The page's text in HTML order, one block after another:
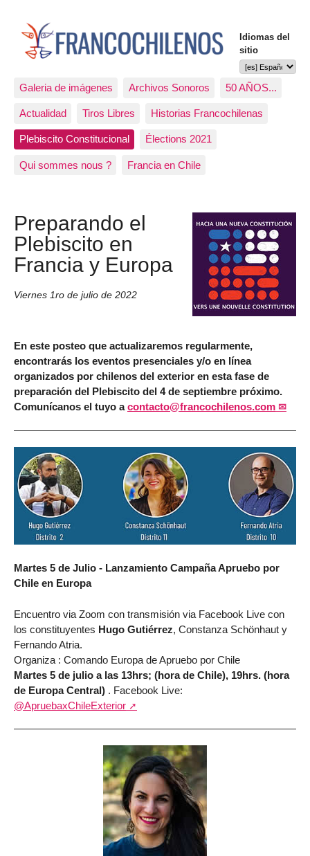
Idiomas del
sitio
Galeria de imágenes Archivos Sonoros 50 AÑOS...
Actualidad Tiros Libres Historias Francochilenas
Plebiscito Constitucional Élections 2021
Qui sommes nous ? Francia en Chile
Preparando el
Plebiscito en
Francia y Europa
Viernes 1ro de julio de 2022
En este posteo que actualizaremos regularmente,
encontrarás los eventos presenciales y/o en línea
organizados por chilenos del exterior en esta fase de
preparación del Plebiscito del 4 de septiembre próximo.
Comunícanos el tuyo acontacto@francochilenos.com
Martes 5 de Julio - Lanzamiento Campaña Apruebo por
Chile en Europa
Encuentro via Zoom con transmisión via Facebook Live con
los constituyentes Hugo Gutiérrez, Constanza Schönhaut y
Fernando Atria.
Organiza : Comando Europa de Apruebo por Chile
Martes 5 de julio a las 13hrs; (hora de Chile), 19hrs. (hora
de Europa Central) . Facebook Live:
@ApruebaxChileExterior